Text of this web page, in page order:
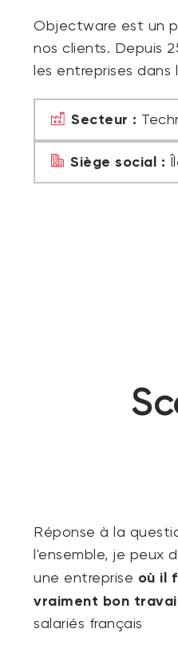
Objectware est un
nos clients. Depuis
les entreprises
Secteur :
Siège social :
Réponse à la
l'ensemble, je peux
une entreprise où il
vraiment bon
salariés français